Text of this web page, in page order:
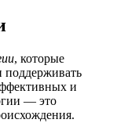
, которые
поддерживать
и
— это